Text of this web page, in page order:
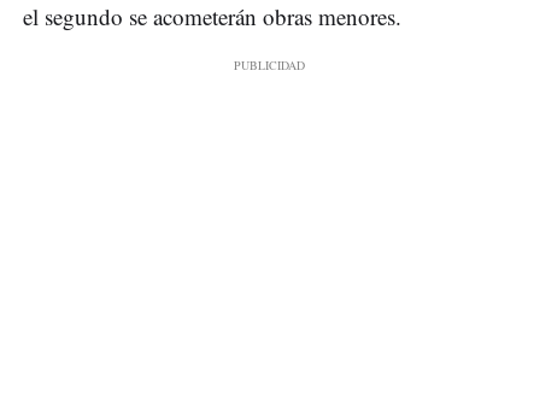
el segundo se acometerán obras menores.